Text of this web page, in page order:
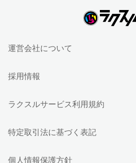
運営会社について
採用情報
ラクスルサービス利用規約
特定取引法に基づく表記
個人情報保護方針